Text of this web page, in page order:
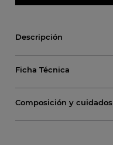
Descripción
Ficha Técnica
Composición y cuidados